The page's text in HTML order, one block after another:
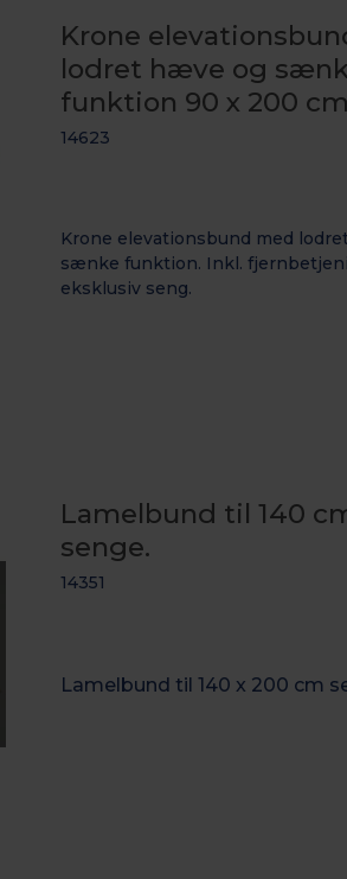
Krone
lodret hæve og
funktion 90 x 200 cm
14623
Krone elevationsbund med
sænke funktion. Inkl.
eksklusiv seng.
Lamelbund til 140
senge.
14351
Lamelbund til 140 x 200 cm